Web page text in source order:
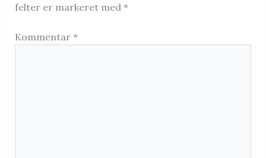
felter er markeret med *
Kommentar *